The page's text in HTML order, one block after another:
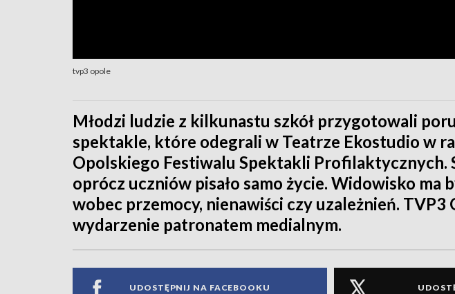
tvp3 opole
Młodzi ludzie z kilkunastu szkół przygotowali
spektakle, które odegrali w Teatrze Ekostudio w
Opolskiego Festiwalu Spektakli Profilaktycznych.
oprócz uczniów pisało samo życie. Widowisko ma
wobec przemocy, nienawiści czy uzależnień. TVP3
wydarzenie patronatem medialnym.
UDOSTĘPNIJ NA FACEBOOKU